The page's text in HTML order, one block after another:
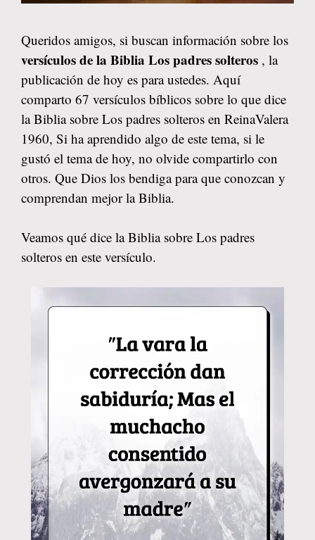
Queridos amigos, si buscan información sobre los
versículos de la Biblia Los padres solteros , la
publicación de hoy es para ustedes. Aquí
comparto 67 versículos bíblicos sobre lo que dice
la Biblia sobre Los padres solteros en ReinaValera
1960, Si ha aprendido algo de este tema, si le
gustó el tema de hoy, no olvide compartirlo con
otros. Que Dios los bendiga para que conozcan y
comprendan mejor la Biblia.
Veamos qué dice la Biblia sobre Los padres
solteros en este versículo.